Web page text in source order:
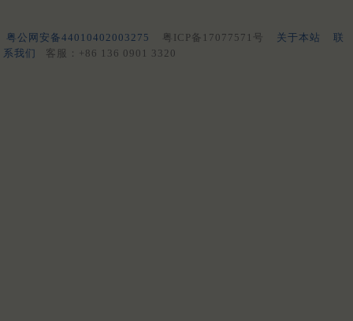
粤公网安备44010402003275 粤ICP备17077571号 关于本站
联
系我们
客服：+86 136 0901 3320